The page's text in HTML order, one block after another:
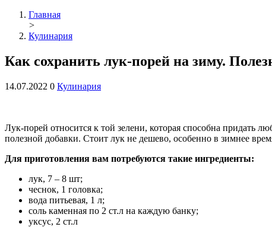
Главная
>
Кулинария
Как сохранить лук-порей на зиму.
14.07.2022 0 Кулинария
Лук-порей относится к той зелени, которая способна придать
полезной добавки. Стоит лук не дешево, особенно в зимнее
Для приготовления вам потребуются такие ингредиенты:
лук, 7 – 8 шт;
чеснок, 1 головка;
вода питьевая, 1 л;
соль каменная по 2 ст.л на каждую банку;
уксус, 2 ст.л